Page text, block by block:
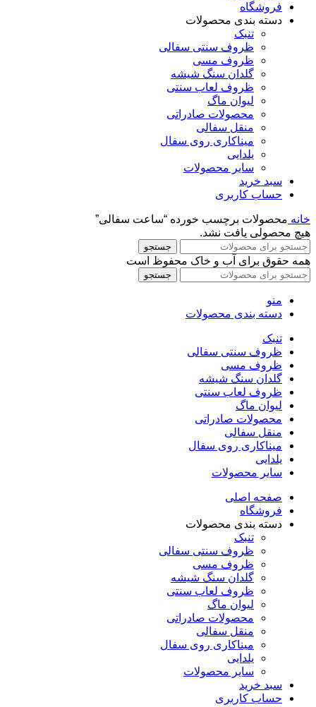
فروشگاه
دسته بندی محصولات
تنبک
ظروف سنتی سفالی
ظروف مسی
گلدان سنگ شیشه
ظروف لعاب سنتی
لیوان ماگ
محصولات صادراتی
منقل سفالی
میناکاری روی سفال
یلدایی
سایر محصولات
سبد خرید
حساب کاربری
خانه محصولات برچسب خورده “ساعت سفالی”
هیچ محصولی یافت نشد.
جستجو
همه حقوق برای آب و خاک محفوظ است
جستجو
منو
دسته بندی محصولات
تنبک
ظروف سنتی سفالی
ظروف مسی
گلدان سنگ شیشه
ظروف لعاب سنتی
لیوان ماگ
محصولات صادراتی
منقل سفالی
میناکاری روی سفال
یلدایی
سایر محصولات
صفحه اصلی
فروشگاه
دسته بندی محصولات
تنبک
ظروف سنتی سفالی
ظروف مسی
گلدان سنگ شیشه
ظروف لعاب سنتی
لیوان ماگ
محصولات صادراتی
منقل سفالی
میناکاری روی سفال
یلدایی
سایر محصولات
سبد خرید
حساب کاربری